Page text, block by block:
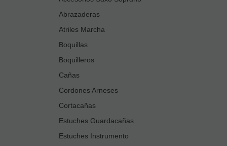
Abrazaderas
Atriles Marcha
Boquillas
Boquilleros
Cañas
Cordones Arneses
Cortacañas
Estuches Guardacañas
Estuches Instrumento